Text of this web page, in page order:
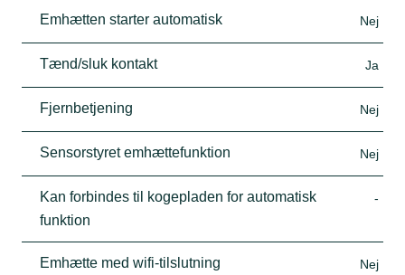
Emhætten starter automatisk Nej
Tænd/sluk kontakt Ja
Fjernbetjening Nej
Sensorstyret emhættefunktion Nej
Kan forbindes til kogepladen for automatisk
funktion
-
Emhætte med wifi-tilslutning Nej